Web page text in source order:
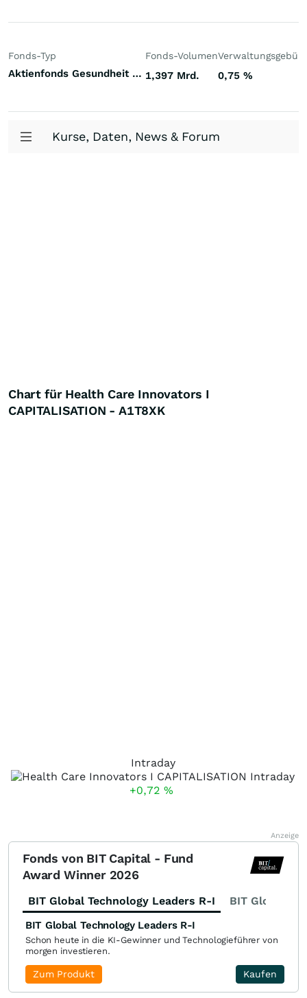
Fonds-Typ
Aktienfonds Gesundheit / Pharma Welt
Fonds-Volumen
1,397 Mrd. 0,75 %
Kurse, Daten, News & Forum
Chart für Health Care Innovators I
CAPITALISATION - A1T8XK
Intraday
+0,72 %
Anzeige
Fonds von BIT Capital - Fund
Award Winner 2026
BIT Global Technology Leaders R-I BIT Global
BIT Global Technology Leaders R-I
Schon heute in die KI-Gewinner und Technologieführer von
morgen investieren.
Kaufen
Zum Produkt